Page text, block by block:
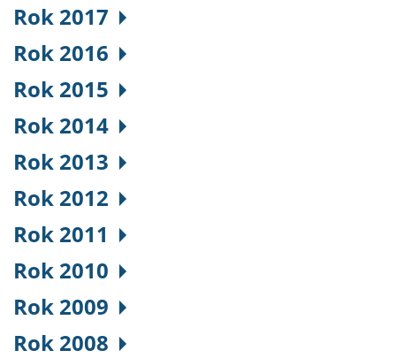
Rok 2017
Rok 2016
Rok 2015
Rok 2014
Rok 2013
Rok 2012
Rok 2011
Rok 2010
Rok 2009
Rok 2008